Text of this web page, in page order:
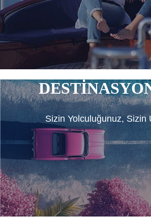
Sizin Yolculuğunuz, Sizin